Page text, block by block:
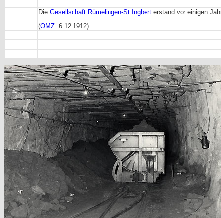
Die Gesellschaft Rümelingen-St.Ingbert erstand vor einigen
(OMZ: 6.12.1912)